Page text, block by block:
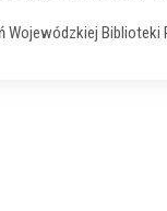
Wojewódzkiej Biblioteki